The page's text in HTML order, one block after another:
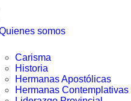
somos
Carisma
Historia
Hermanas Apostólicas
Hermanas Contemplativas